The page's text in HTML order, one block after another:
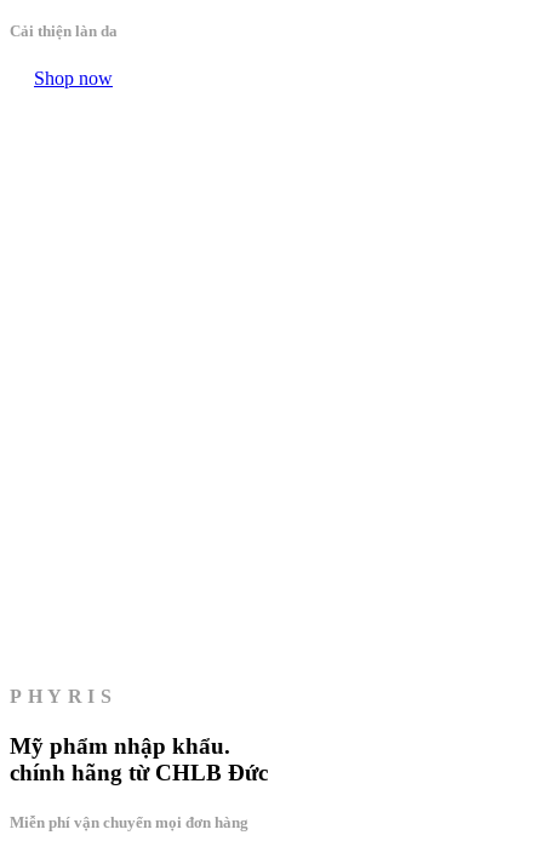
Cải thiện làn da
Shop now
PHYRIS
Mỹ phẩm nhập khẩu.
chính hãng từ CHLB Đức
Miễn phí vận chuyển mọi đơn hàng